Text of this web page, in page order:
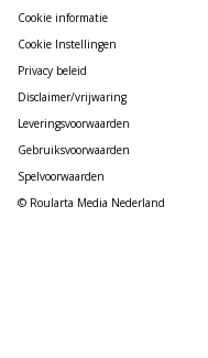
Cookie informatie
Cookie Instellingen
Privacy beleid
Disclaimer/vrijwaring
Leveringsvoorwaarden
Gebruiksvoorwaarden
Spelvoorwaarden
© Roularta Media Nederland